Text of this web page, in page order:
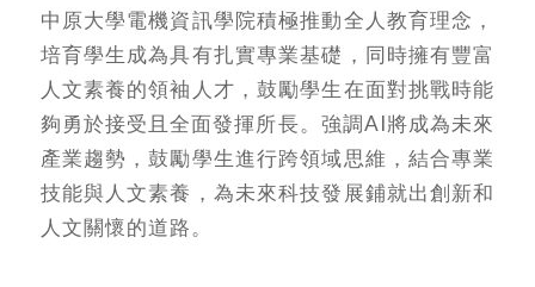
中原大學電機資訊學院積極推動全人教育理念，
培育學生成為具有扎實專業基礎，同時擁有豐富
人文素養的領袖人才，鼓勵學生在面對挑戰時能
夠勇於接受且全面發揮所長。強調AI將成為未來
產業趨勢，鼓勵學生進行跨領域思維，結合專業
技能與人文素養，為未來科技發展鋪就出創新和
人文關懷的道路。